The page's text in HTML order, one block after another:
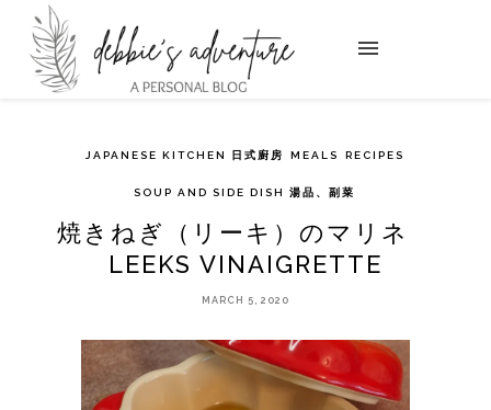
JAPANESE KITCHEN 日式廚房 MEALS RECIPES
SOUP AND SIDE DISH 湯品、副菜
焼きねぎ（リーキ）のマリネ
LEEKS VINAIGRETTE
MARCH 5, 2020